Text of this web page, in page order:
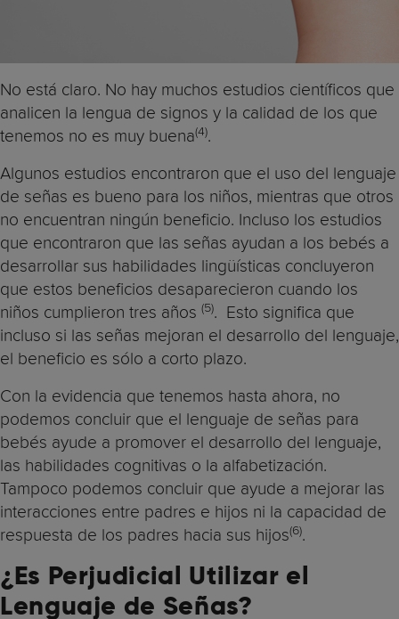
No está claro. No hay muchos estudios científicos que
analicen la lengua de signos y la calidad de los que
tenemos no es muy buena(4).
Algunos estudios encontraron que el uso del lenguaje
de señas es bueno para los niños, mientras que otros
no encuentran ningún beneficio. Incluso los estudios
que encontraron que las señas ayudan a los bebés a
desarrollar sus habilidades lingüísticas concluyeron
que estos beneficios desaparecieron cuando los
niños cumplieron tres años (5). Esto significa que
incluso si las señas mejoran el desarrollo del lenguaje,
el beneficio es sólo a corto plazo.
Con la evidencia que tenemos hasta ahora, no
podemos concluir que el lenguaje de señas para
bebés ayude a promover el desarrollo del lenguaje,
las habilidades cognitivas o la alfabetización.
Tampoco podemos concluir que ayude a mejorar las
interacciones entre padres e hijos ni la capacidad de
respuesta de los padres hacia sus hijos(6).
¿Es Perjudicial Utilizar el
Lenguaje de Señas?